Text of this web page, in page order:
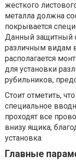
жесткого
металла должна
покрывается
Данный защитный
различным видам
располагается
для установки
рубильников,
Стоит отметить,
специальное
проходят все
внизу ящика,
установка.
Главные